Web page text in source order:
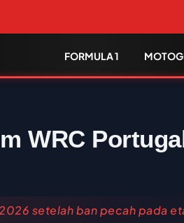
FORMULA 1
WRC
setelah ban pecah pada